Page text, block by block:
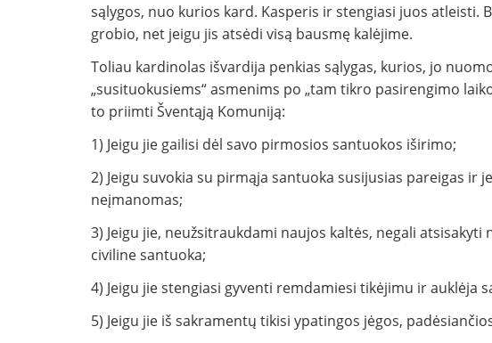
sąlygos, nuo kurios kard. Kasperis ir stengiasi juos atleisti.
grobio, net jeigu jis atsėdi visą bausmę kalėjime.
Toliau kardinolas išvardija penkias sąlygas, kurios, jo
„susituokusiems“ asmenims po „tam tikro pasirengimo
to priimti Šventąją Komuniją:
1) Jeigu jie gailisi dėl savo pirmosios santuokos iširimo;
2) Jeigu suvokia su pirmąja santuoka susijusias pareigas ir
neįmanomas;
3) Jeigu jie, neužsitraukdami naujos kaltės, negali
civiline santuoka;
4) Jeigu jie stengiasi gyventi remdamiesi tikėjimu ir auklėja
5) Jeigu jie iš sakramentų tikisi ypatingos jėgos,